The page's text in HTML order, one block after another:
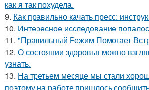
как я так похудела.
9. Как правильно качать пресс:
10. Интересное исследование
11. "Правильный Режим Помогает
12. О состоянии здоровья можно
узнать.
13. На третьем месяце мы стали
поэтому на работе пришлось